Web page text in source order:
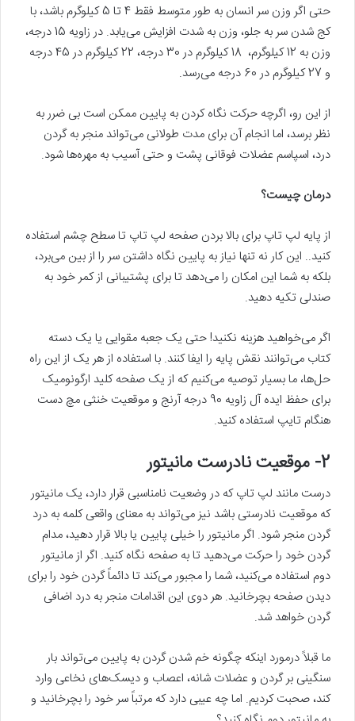
حتی اگر وزن سر انسان به طور متوسط ​​فقط 4 تا 5 کیلوگرم باشد، با
کج شدن سر به جلو، وزن به شدت افزایش‌ می‌یابد. در زاویه 15 درجه،
وزن به 12 کیلوگرم، 18 کیلوگرم در 30 درجه، 22 کیلوگرم در 45 درجه
و 27 کیلوگرم در 60 درجه‌ می‌رسد.
از این رو، اگرچه حرکت نگاه کردن به پایین ممکن است بی ضرر به
نظر برسد، اما انجام آن برای مدت طولانی‌ می‌تواند منجر به گردن
درد، اسپاسم عضلات فوقانی پشت و حتی آسیب به مهره‌ها شود.
درمان چیست؟
از پایه لپ تاپ برای بالا بردن صفحه لپ تاپ تا سطح چشم استفاده
کنید.. این کار نه تنها نیاز به پایین نگاه داشتن سر را از بین‌ می‌برد،
بلکه به شما این امکان را‌ می‌دهد تا برای پشتیبانی از کمر خود به
صندلی تکیه دهید.
اگر‌ می‌خواهید هزینه نکنید! حتی یک جعبه مقوایی یا یک دسته
کتاب‌ می‌توانند نقش پایه را ایفا کنند. با استفاده از هر یک از این راه
حل‌ها، ما بسیار توصیه‌ می‌کنیم که از یک صفحه کلید ارگونومیک
برای حفظ ایده آل زاویه 90 درجه آرنج و موقعیت خنثی مچ دست
هنگام تایپ استفاده کنید.
2- موقعیت نادرست مانیتور
درست مانند لپ تاپ که در وضعیت نامناسبی قرار دارد، یک مانیتور
که موقعیت نادرستی باشد نیز‌ می‌تواند به معنای واقعی کلمه به درد
گردن منجر شود. اگر مانیتور را خیلی پایین یا بالا قرار دهید، مدام
گردن خود را حرکت‌ می‌دهید تا به صفحه نگاه کنید. اگر از مانیتور
دوم استفاده‌ می‌کنید، شما را مجبور‌ می‌کند تا دائماً گردن خود را برای
دیدن صفحه بچرخانید. هر دوی این اقدامات منجر به درد اضافی
گردن خواهد شد.
ما قبلاً درمورد اینکه چگونه خم شدن گردن به پایین‌ می‌تواند بار
سنگینی بر گردن و عضلات شانه، اعصاب و دیسک‌های نخاعی وارد
کند، صحبت کردیم. اما چه عیبی دارد که مرتباً سر خود را بچرخانید و